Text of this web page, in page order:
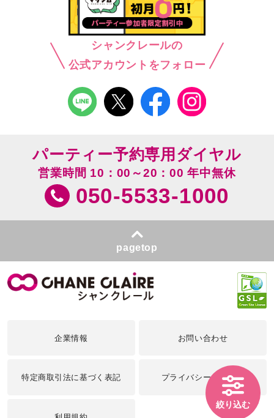
シャンクレールの
公式アカウントをフォロー
絞り込む
パーティー予約専用ダイヤル
営業時間 10：00～20：00 年中無休
050-5533-1000
pagetop
企業情報 お問い合わせ
特定商取引法に基づく表記 プライバシーポリシー